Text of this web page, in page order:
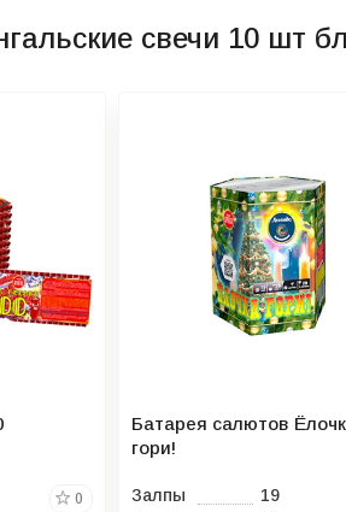
свечи 10 шт
0
Батарея салютов
гори!
Залпы
19